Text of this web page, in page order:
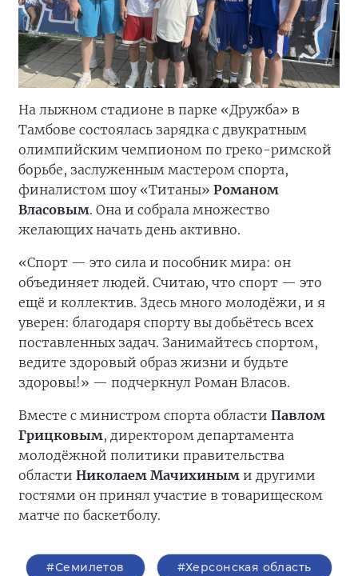
На лыжном стадионе в парке «Дружба» в
Тамбове состоялась зарядка с двукратным
олимпийским чемпионом по греко-римской
борьбе, заслуженным мастером спорта,
финалистом шоу «Титаны» Романом
Власовым. Она и собрала множество
желающих начать день активно.
«Спорт — это сила и пособник мира: он
объединяет людей. Считаю, что спорт — это
ещё и коллектив. Здесь много молодёжи, и я
уверен: благодаря спорту вы добьётесь всех
поставленных задач. Занимайтесь спортом,
ведите здоровый образ жизни и будьте
здоровы!» — подчеркнул Роман Власов.
Вместе с министром спорта области Павлом
Грицковым, директором департамента
молодёжной политики правительства
области Николаем Мачихиным и другими
гостями он принял участие в товарищеском
матче по баскетболу.
#Семилетов #Херсонская область